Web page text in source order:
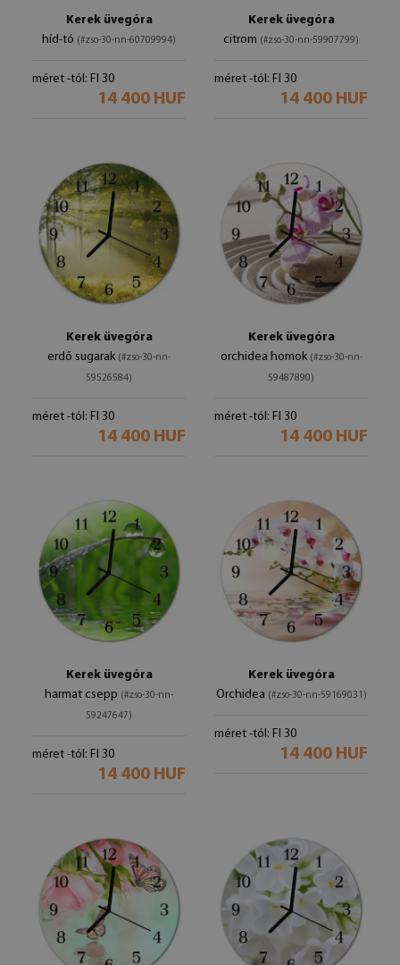
Kerek üvegóra
híd-tó (#zso-30-nn-60709994)
méret -tól: FI 30
14 400 HUF
Kerek üvegóra
citrom (#zso-30-nn-59907799)
méret -tól: FI 30
14 400 HUF
Kerek üvegóra
erdő sugarak (#zso-30-nn-
59526584)
méret -tól: FI 30
14 400 HUF
Kerek üvegóra
orchidea homok (#zso-30-nn-
59487890)
méret -tól: FI 30
14 400 HUF
Kerek üvegóra
harmat csepp (#zso-30-nn-
59247647)
méret -tól: FI 30
14 400 HUF
Kerek üvegóra
Orchidea (#zso-30-nn-59169031)
méret -tól: FI 30
14 400 HUF